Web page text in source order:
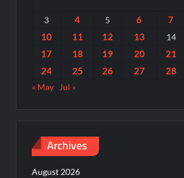
3 4 5 6 7
10 11 12 13 14
17
18 19 20 21
24
25 26 27 28
« May Jul »
Archives
August 2026